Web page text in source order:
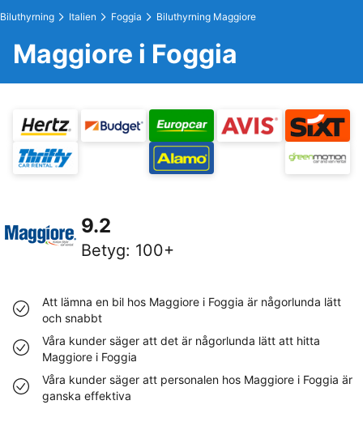
Biluthyrning Italien Foggia Biluthyrning Maggiore
Maggiore i Foggia
9.2
Betyg: 100+
Att lämna en bil hos Maggiore i Foggia är någorlunda lätt
och snabbt
Våra kunder säger att det är någorlunda lätt att hitta
Maggiore i Foggia
Våra kunder säger att personalen hos Maggiore i Foggia är
ganska effektiva